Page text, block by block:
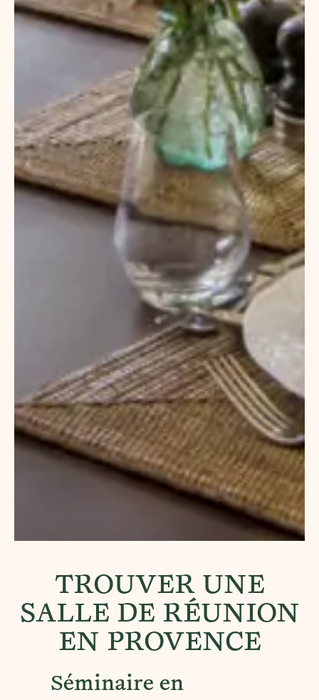
TROUVER UNE
SALLE DE RÉUNION
EN PROVENCE
Séminaire en